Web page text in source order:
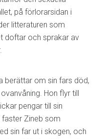
på förlorarsidan i
litteraturen som
doftar och sprakar av
berättar om sin fars död,
Hon flyr till
pengar till sin
Zineb som
sin far ut i skogen, och